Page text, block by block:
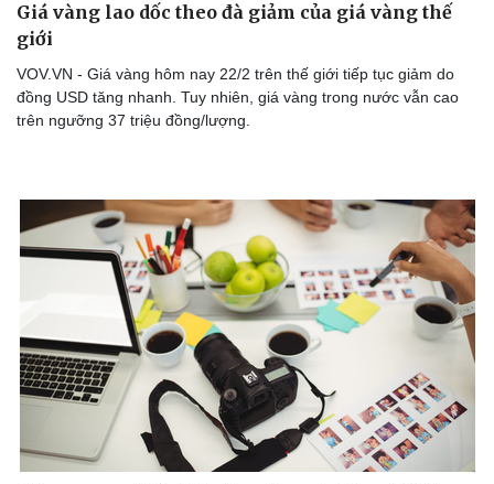
Giá vàng lao dốc theo đà giảm của giá vàng thế
giới
VOV.VN - Giá vàng hôm nay 22/2 trên thế giới tiếp tục giảm do
đồng USD tăng nhanh. Tuy nhiên, giá vàng trong nước vẫn cao
trên ngưỡng 37 triệu đồng/lượng.